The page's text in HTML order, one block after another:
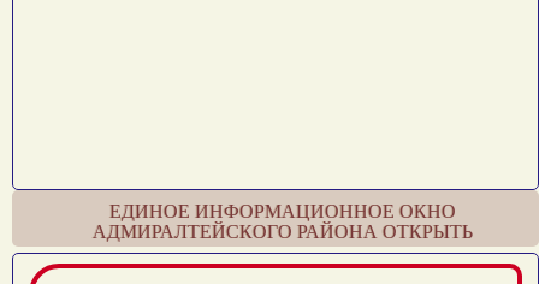
ЕДИНОЕ ИНФОРМАЦИОННОЕ ОКНО
АДМИРАЛТЕЙСКОГО РАЙОНА ОТКРЫТЬ